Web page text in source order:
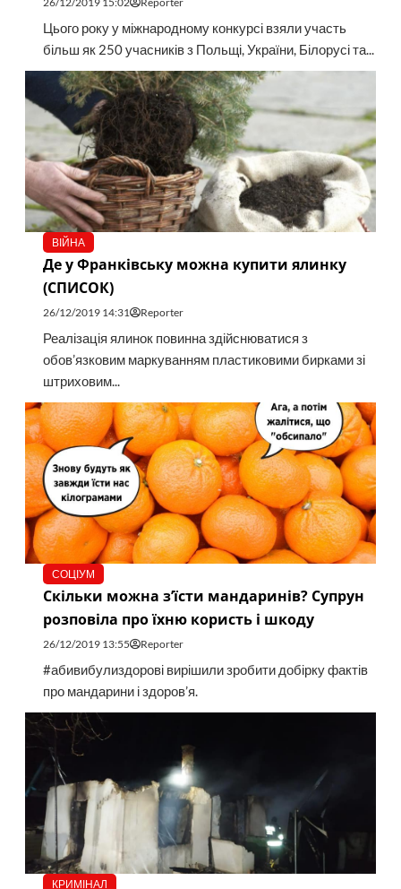
Цього року у міжнародному конкурсі взяли участь
більш як 250 учасників з Польщі, України, Білорусі та...
ВІЙНА
Де у Франківську можна купити ялинку
(СПИСОК)
26/12/2019 14:31 Reporter
Реалізація ялинок повинна здійснюватися з
обов’язковим маркуванням пластиковими бирками зі
штриховим...
СОЦІУМ
Скільки можна з’їсти мандаринів? Супрун
розповіла про їхню користь і шкоду
26/12/2019 13:55 Reporter
#абивибулиздорові вирішили зробити добірку фактів
про мандарини і здоров’я.
КРИМІНАЛ